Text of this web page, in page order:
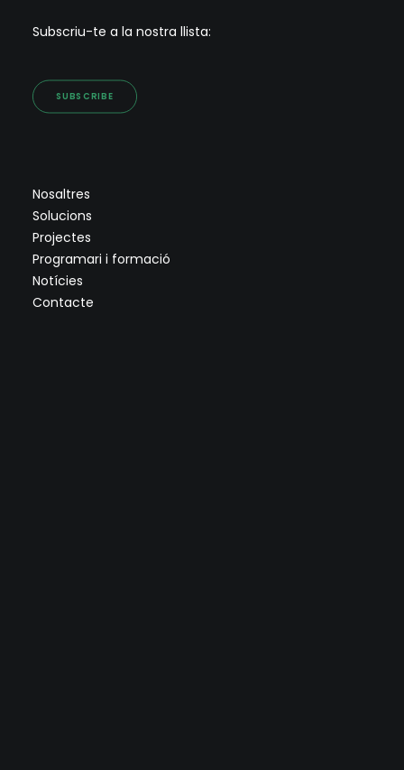
Subscriu-te a la nostra llista:
SUBSCRIBE
Nosaltres
Solucions
Projectes
Programari i formació
Notícies
Contacte